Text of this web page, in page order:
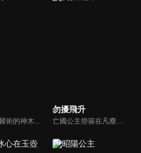
勿擾飛升
亡國公主箜篌在凡塵受盡冷眼，意外闖入修仙界後反成眾人寵愛的焦點。為磨心性，她主動離開安逸環境下山歷練，途中結識病弱卻神秘的桓宗，相伴闖蕩。屢次生死關頭中，兩人攜手破心魔、共成長。直到後來箜篌才知，桓宗竟是自己暗戀多年的話本作者，也是修仙界深藏不露的天才。最終二人並肩成為宗師。